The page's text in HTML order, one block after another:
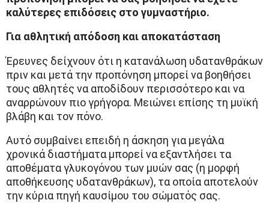
καλύτερες επιδόσεις στο γυμναστήριο.
Για αθλητική απόδοση και αποκατάσταση
Έρευνες δείχνουν ότι η κατανάλωση υδατανθράκων
πριν και μετά την προπόνηση μπορεί να βοηθήσει
τους αθλητές να αποδίδουν περισσότερο και να
αναρρώνουν πιο γρήγορα. Μειώνει επίσης τη μυϊκή
βλάβη και τον πόνο.
Αυτό συμβαίνει επειδή η άσκηση για μεγάλα
χρονικά διαστήματα μπορεί να εξαντλήσει τα
αποθέματα γλυκογόνου των μυών σας (η μορφή
αποθήκευσης υδατανθράκων), τα οποία αποτελούν
την κύρια πηγή καυσίμου του σώματός σας.